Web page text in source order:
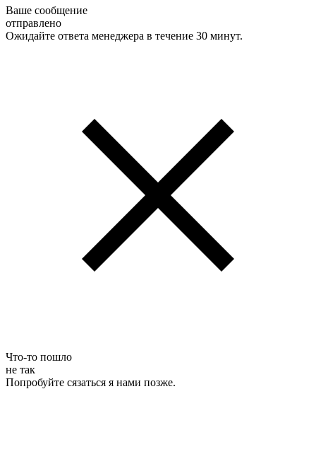
Ваше сообщение
отправлено
Ожидайте ответа менеджера в течение 30 минут.
Что-то пошло
не так
Попробуйте сязаться я нами позже.